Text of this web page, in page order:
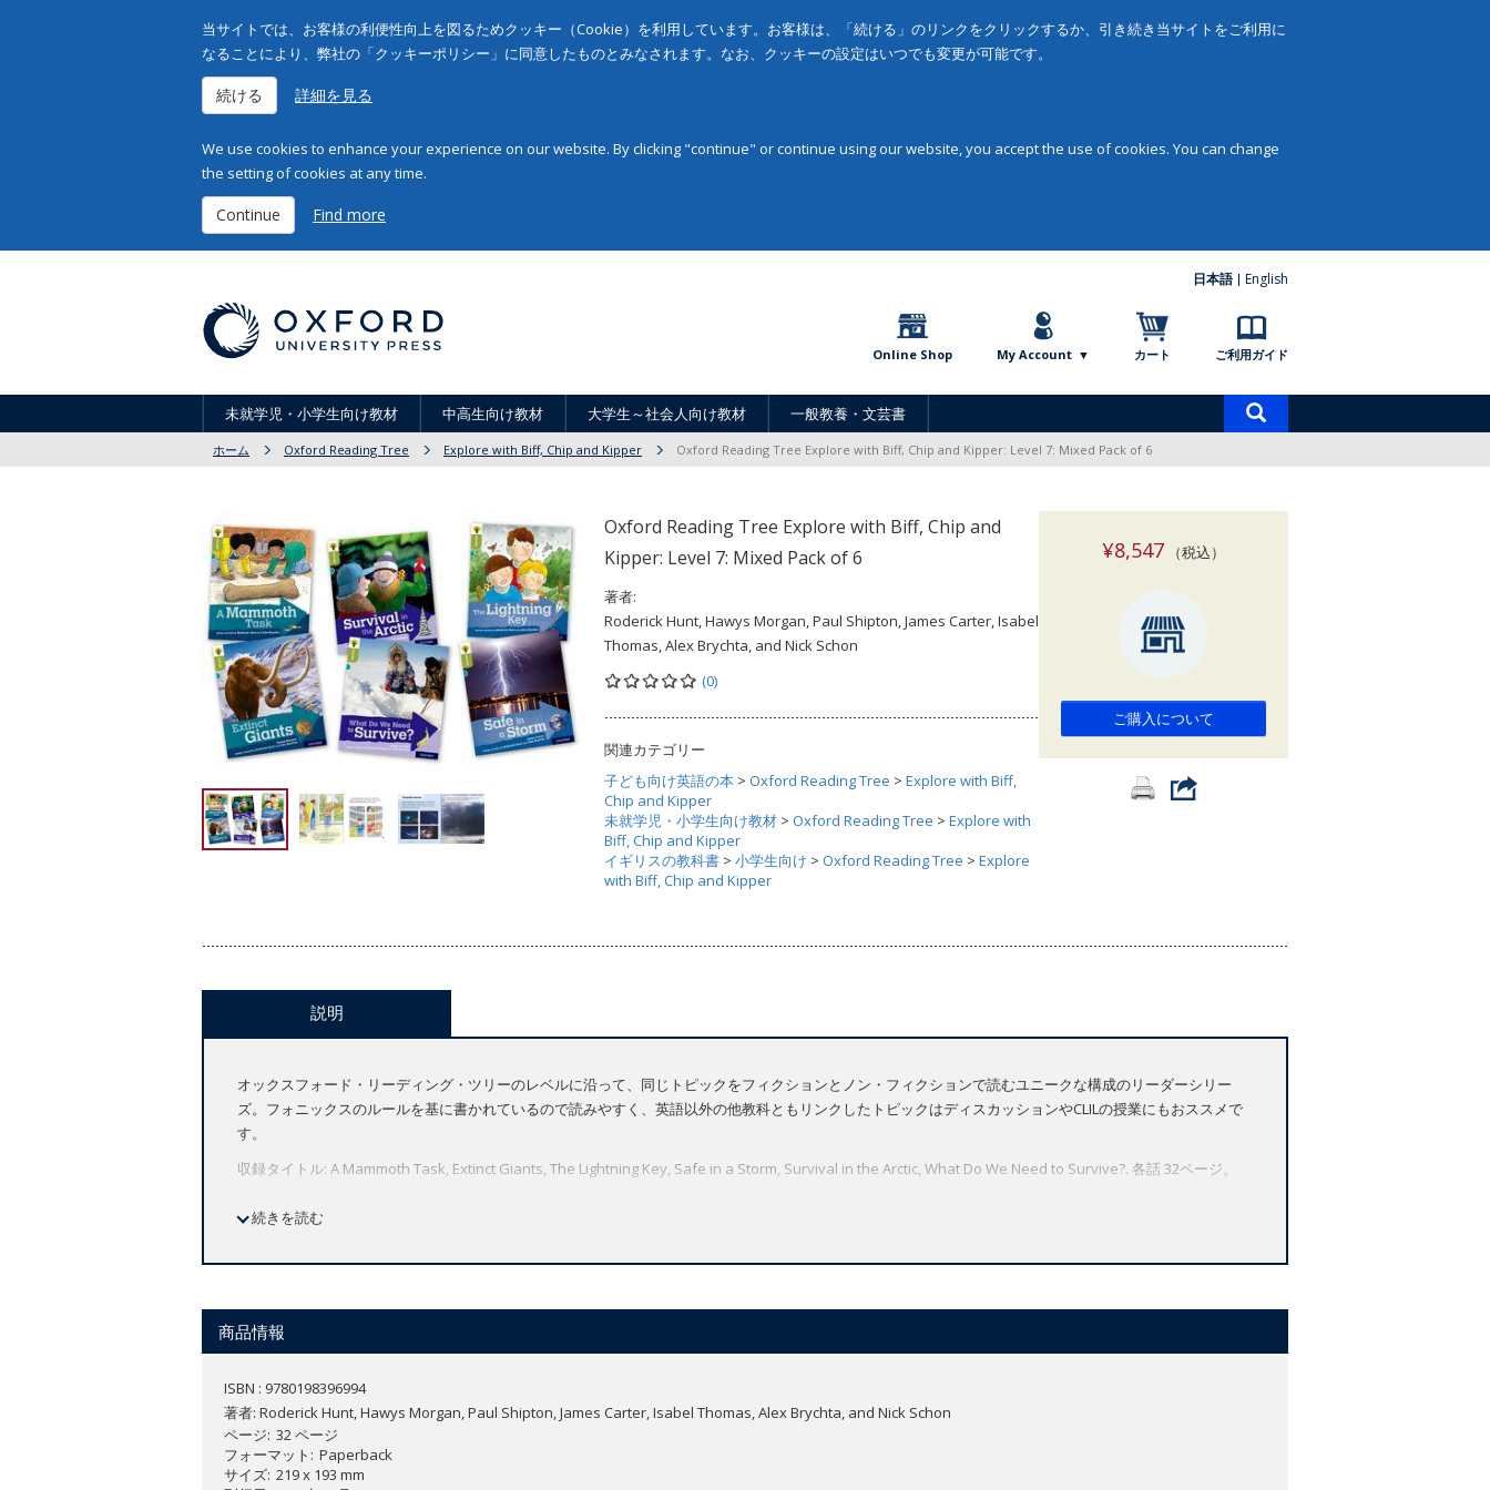
当サイトでは、お客様の利便性向上を図るためクッキー（Cookie）を利用しています。お客様は、「続ける」のリンクをクリックするか、引き続き当サイトをご利用に
なることにより、弊社の「クッキーポリシー」に同意したものとみなされます。なお、クッキーの設定はいつでも変更が可能です。
続ける 詳細を見る
We use cookies to enhance your experience on our website. By clicking "continue" or continue using our website, you accept the use of cookies. You can change
the setting of cookies at any time.
Continue Find more
日本語 English
Online Shop My Account カート ご利用ガイド
未就学児・小学生向け教材 中高生向け教材 大学生～社会人向け教材 一般教養・文芸書
索
ホーム Oxford Reading Tree Explore with Biff, Chip and Kipper Oxford Reading Tree Explore with Biff, Chip and Kipper: Level 7: Mixed Pack of 6
Oxford Reading Tree Explore with Biff, Chip and
Kipper: Level 7: Mixed Pack of 6
著者:
Roderick Hunt, Hawys Morgan, Paul Shipton, James Carter, Isabel
Thomas, Alex Brychta, and Nick Schon
(0)
関連カテゴリー
子ども向け英語の本 > Oxford Reading Tree > Explore with Biff,
Chip and Kipper
未就学児・小学生向け教材 > Oxford Reading Tree > Explore with
Biff, Chip and Kipper
イギリスの教科書 > 小学生向け > Oxford Reading Tree > Explore
with Biff, Chip and Kipper
¥8,547（税込）
ご購入について
説明
オックスフォード・リーディング・ツリーのレベルに沿って、同じトピックをフィクションとノン・フィクションで読むユニークな構成のリーダーシリー
ズ。フォニックスのルールを基に書かれているので読みやすく、英語以外の他教科ともリンクしたトピックはディスカッションやCLILの授業にもおススメで
す。
収録タイトル: A Mammoth Task, Extinct Giants, The Lightning Key, Safe in a Storm, Survival in the Arctic, What Do We Need to Survive?. 各話 32ページ。
続きを読む
商品情報
ISBN : 9780198396994
著者: Roderick Hunt, Hawys Morgan, Paul Shipton, James Carter, Isabel Thomas, Alex Brychta, and Nick Schon
ページ 32 ページ
フォーマット
Paperback
サイズ 219 x 193 mm